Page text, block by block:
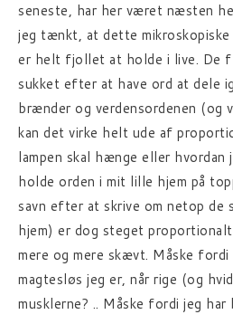
seneste, har her været næsten
jeg tænkt, at dette
er helt fjollet at holde i live. De
sukket efter at have ord at dele
brænder og verdensordenen (og
kan det virke helt ude af
lampen skal hænge eller
holde orden i mit lille hjem på
savn efter at skrive om netop de
hjem) er dog steget
mere og mere skævt. Måske
magtesløs jeg er, når rige (og
musklerne? .. Måske fordi jeg